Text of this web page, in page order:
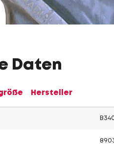
Daten
Hersteller